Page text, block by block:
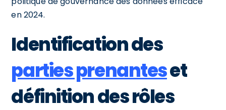
en 2024.
Identification des
parties prenanteset
définition des rôles